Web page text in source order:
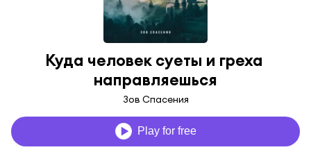
Куда человек суеты и греха
направляешься
Зов Спасения
Play for free